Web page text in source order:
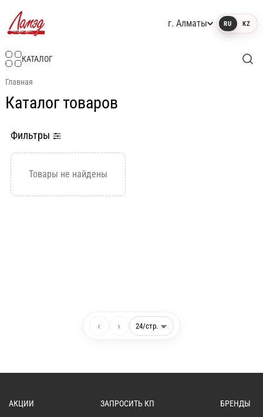
г. Алматы RU KZ
КАТАЛОГ
Главная
Каталог товаров
Фильтры
Товары не найдены
‹ ›
АКЦИИ ЗАПРОСИТЬ КП БРЕНДЫ